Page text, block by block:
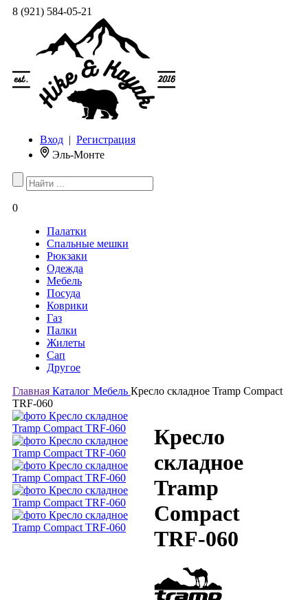
8 (921) 584-05-21
Вход | Регистрация
Эль-Монте
0
Палатки
Спальные мешки
Рюкзаки
Одежда
Мебель
Посуда
Коврики
Газ
Палки
Жилеты
Сап
Другое
Главная Каталог Мебель Кресло складное Tramp Compact
TRF-060
Кресло
складное
Tramp
Compact
TRF-060